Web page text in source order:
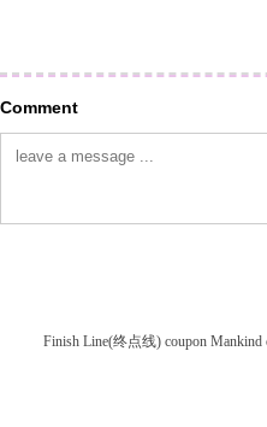
Comment
Finish Line(终点线) coupon Mankind